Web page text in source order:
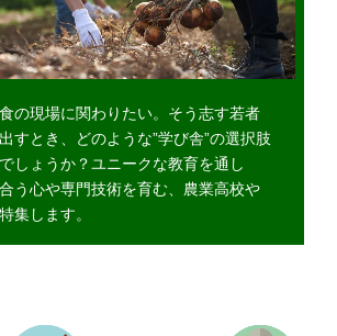
の現場に関わりたい。そう志す若者
すとき、どのような”学び舎”の選択肢
しょうか？ユニークな教育を通し
う心や専門技術を育む、農業高校や
集します。